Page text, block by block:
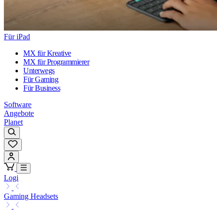
Für iPad
MX für Kreative
MX für Programmierer
Unterwegs
Für Gaming
Für Business
Software
Angebote
Planet
Logi
Gaming Headsets